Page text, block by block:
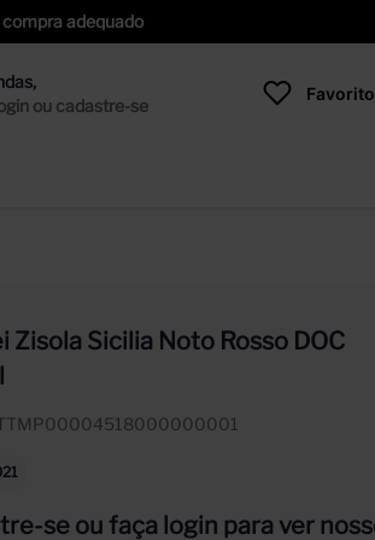
adequado
Zisola Sicilia Noto Rosso DOC
se ou faça login para ver